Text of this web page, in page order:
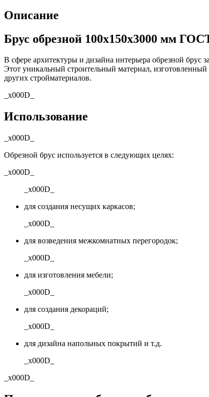
Описание
Брус обрезной 100х150х3000 мм
В сфере архитектуры и дизайна интерьера обрезной брус
Этот уникальный строительный материал,
других стройматериалов.
_x000D_
Использование
_x000D_
Обрезной брус используется в следующих целях:
_x000D_
_x000D_
для создания несущих каркасов;
_x000D_
для возведения межкомнатных перегородок;
_x000D_
для изготовления мебели;
_x000D_
для создания декораций;
_x000D_
для дизайна напольных покрытий и т.д.
_x000D_
_x000D_